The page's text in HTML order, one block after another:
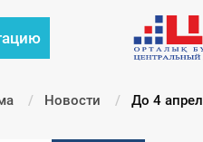
Новости Текущий:
До 4